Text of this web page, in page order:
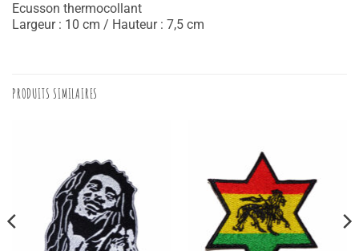
Ecusson thermocollant
Largeur : 10 cm / Hauteur : 7,5 cm
PRODUITS SIMILAIRES